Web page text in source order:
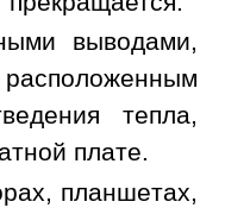
выводами,
расположенным
тепла,
плате.
планшетах,